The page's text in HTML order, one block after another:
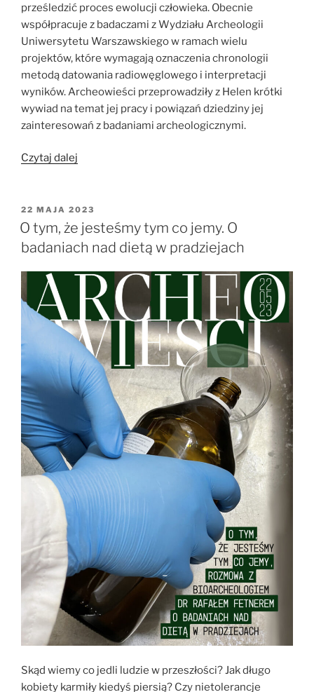
prześledzić proces ewolucji człowieka. Obecnie
współpracuje z badaczami z Wydziału Archeologii
Uniwersytetu Warszawskiego w ramach wielu
projektów, które wymagają oznaczenia chronologii
metodą datowania radiowęglowego i interpretacji
wyników. Archeowieści przeprowadziły z Helen krótki
wywiad na temat jej pracy i powiązań dziedziny jej
zainteresowań z badaniami archeologicznymi.
Czytaj dalej
białka
i
izotopy
odtwarzają
historię
ludzkości”
OPUBLIKOWANE
W
22 MAJA 2023
O tym, że jesteśmy tym co jemy. O
badaniach nad dietą w pradziejach
Skąd wiemy co jedli ludzie w przeszłości? Jak długo
kobiety karmiły kiedyś piersią? Czy nietolerancje